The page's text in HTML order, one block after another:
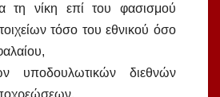
τη νίκη επί του φασισμού
τόσο του εθνικού όσο
υποδουλωτικών διεθνών